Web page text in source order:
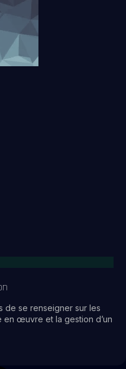
de se renseigner sur les
en œuvre et la gestion d’un